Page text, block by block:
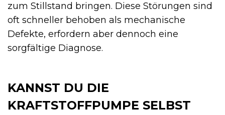
zum Stillstand bringen. Diese Störungen sind
oft schneller behoben als mechanische
Defekte, erfordern aber dennoch eine
sorgfältige Diagnose.
KANNST DU DIE
KRAFTSTOFFPUMPE SELBST